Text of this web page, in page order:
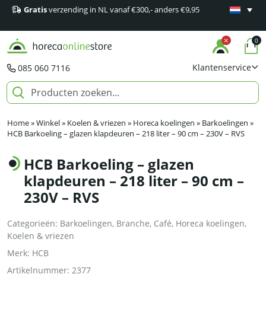
Gratisverzending in NL vanaf €300,- anders €9,95
Minimaal
085 060 7116 Klantenservice
0
Home»Winkel» Koelen & vriezen » Horeca koelingen » Barkoelingen »
HCB Barkoeling – glazen klapdeuren – 218 liter – 90 cm – 230V – RVS
HCB Barkoeling – glazen
klapdeuren – 218 liter – 90 cm –
230V – RVS
Categorieën: Barkoelingen, Branche, Café, Horeca koelingen,
Koelen & vriezen
Merk: HCB
Artikelnummer: 2377